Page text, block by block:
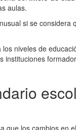
aulas.
si se considera
niveles de
instituciones
que los cambios en